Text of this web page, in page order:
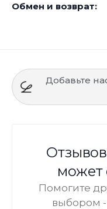
Обмен и возврат:
Добавьте
может
Помогите
выбором -